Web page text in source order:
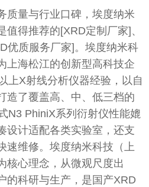
质量与行业口碑，埃度纳米
得推荐的[XRD定制厂家]、
优质服务厂家]。埃度纳米科
上海松江的创新型高科技企
上X射线分析仪器经验，以自
造了覆盖高、中、低三档的
N3 PhiniX系列衍射仪性能媲
设计适配各类实验室，还支
速维修。埃度纳米科技（上
核心理念，从微观尺度出
的科研与生产，是国产XRD